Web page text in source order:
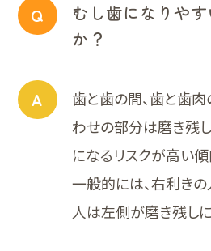
Q
むし歯になりや
か？
A
歯と歯の間、歯と歯
わせの部分は磨き残
になるリスクが高い傾
一般的には、右利き
人は左側が磨き残し